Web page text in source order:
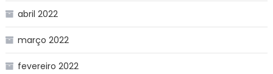
abril 2022
março 2022
fevereiro 2022